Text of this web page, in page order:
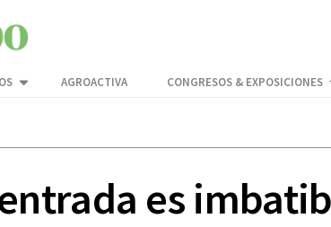
AGROACTIVA CONGRESOS & EXPOSICIONES
es